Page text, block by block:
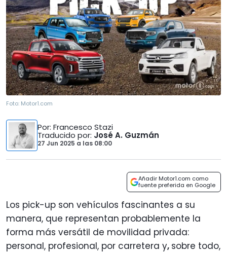
Foto: Motor1.com
Por: Francesco Stazi
Traducido por: José A. Guzmán
27 Jun 2025 a las 08:00
Añadir Motor1.com como
fuente preferida en Google
Los pick-up son vehículos fascinantes a su
manera, que representan probablemente la
forma más versátil de movilidad privada:
personal, profesional, por carretera y, sobre todo,